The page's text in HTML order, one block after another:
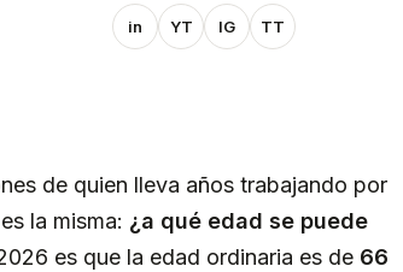
in YT IG TT
de quien lleva años trabajando por
la misma: ¿a qué edad se puede
es que la edad ordinaria es de 66